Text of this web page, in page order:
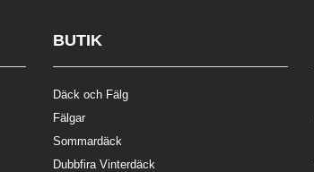
BUTIK
Däck och Fälg
Fälgar
Sommardäck
Dubbfira Vinterdäck